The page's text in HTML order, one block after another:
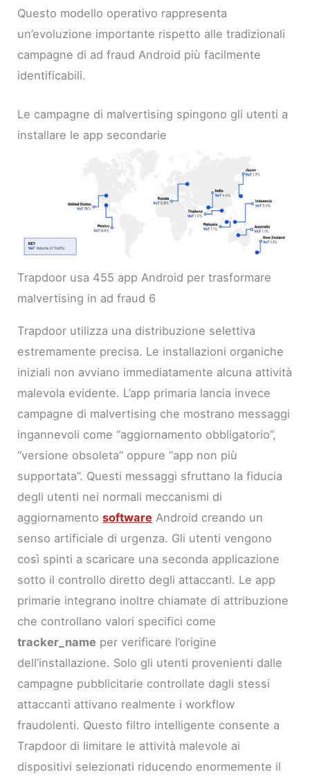
Questo modello operativo rappresenta
un’evoluzione importante rispetto alle tradizionali
campagne di ad fraud Android più facilmente
identificabili.
Le campagne di malvertising spingono gli utenti a
installare le app secondarie
Trapdoor usa 455 app Android per trasformare
malvertising in ad fraud 6
Trapdoor utilizza una distribuzione selettiva
estremamente precisa. Le installazioni organiche
iniziali non avviano immediatamente alcuna attività
malevola evidente. L’app primaria lancia invece
campagne di malvertising che mostrano messaggi
ingannevoli come “aggiornamento obbligatorio”,
“versione obsoleta” oppure “app non più
supportata”. Questi messaggi sfruttano la fiducia
degli utenti nei normali meccanismi di
aggiornamentosoftware Android creando un
senso artificiale di urgenza. Gli utenti vengono
così spinti a scaricare una seconda applicazione
sotto il controllo diretto degli attaccanti. Le app
primarie integrano inoltre chiamate di attribuzione
che controllano valori specifici come
tracker_name per verificare l’origine
dell’installazione. Solo gli utenti provenienti dalle
campagne pubblicitarie controllate dagli stessi
attaccanti attivano realmente i workflow
fraudolenti. Questo filtro intelligente consente a
Trapdoor di limitare le attività malevole ai
dispositivi selezionati riducendo enormemente il